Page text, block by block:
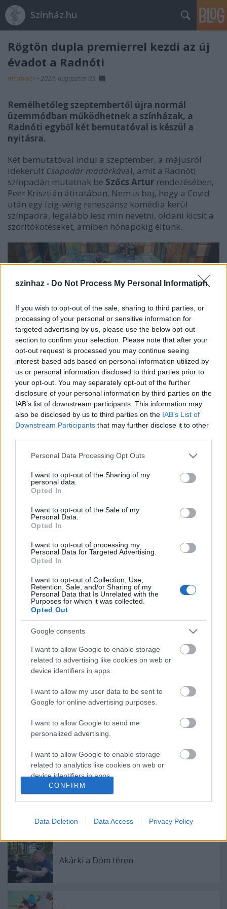
szinhaz - Do Not Process My Personal Information
If you wish to opt-out of the sale, sharing to third parties, or
processing of your personal or sensitive information for
targeted advertising by us, please use the below opt-out
section to confirm your selection. Please note that after your
opt-out request is processed you may continue seeing
interest-based ads based on personal information utilized by
us or personal information disclosed to third parties prior to
your opt-out. You may separately opt-out of the further
disclosure of your personal information by third parties on the
IAB’s list of downstream participants. This information may
also be disclosed by us to third parties on the IAB’s List of
Downstream Participants that may further disclose it to other
Please note that this website/app uses one or more Google
not limited to your visit or usage behaviour. You may click to
grant or deny consent to Google and its third-party tags to
use your data for below specified purposes in below Google
consent section.
Personal Data Processing Opt Outs
I want to opt-out of the Sharing of my
personal data.
Opted In
I want to opt-out of the Sale of my
Personal Data.
Opted In
I want to opt-out of processing my
Personal Data for Targeted Advertising.
Opted In
I want to opt-out of Collection, Use,
Retention, Sale, and/or Sharing of my
Personal Data that Is Unrelated with the
Purposes for which it was collected.
Opted Out
Google consents
I want to allow Google to enable storage
related to advertising like cookies on web or
device identifiers in apps.
I want to allow my user data to be sent to
Google for online advertising purposes.
I want to allow Google to send me
personalized advertising.
I want to allow Google to enable storage
related to analytics like cookies on web or
device identifiers in apps.
I want to allow Google to enable storage
I want to allow Google to enable storage
related to personalization.
I want to allow Google to enable storage
related to security, including authentication
functionality and fraud prevention, and other
user protection.
CONFIRM
Data Deletion Data Access Privacy Policy
Színház.hu
Rögtön dupla premierrel kezdi az új
évadot a Radnóti
mtothorsi • 2020. augusztus 03.
Remélhetőleg szeptembertől újra normál
üzemmódban működhetnek a színházak, a
Radnóti egyből két bemutatóval is készül a
nyitásra.
Két bemutatóval indul a szeptember, a májusról
idekerült Csapodár madárkával, amit a Radnóti
színpadán mutatnak be Szőcs Artur rendezésében,
Peer Krisztián átiratában. Nem is baj, hogy a Covid
után egy ízig-vérig reneszánsz komédia kerül
színpadra, legalább lesz min nevetni, oldani kicsit a
szorítókötéseket, amiben hónapokig éltünk.
A Radnóti Tesla Labor, a Kazinczy utca 21. szám
alatt szeptember végén aGinacímű ősbemutatóval
várja nézőit. Schwechtje Mihályrendező, a
szöveget a színészek improvizációja alapján írja.
Korunk problémáját dolgozza fel: a party drogok
létezése miként borít meg családokat, fiatal életeket,
továbbra is láthatók a függetlenek produkciói,
melyekből azElhanyagolt férfiszépségek
nézhetjük meg októberben. Lesz még
, megA vágy
MOLIÈRE – the passion
A szerelmesek házai
Radnóti és Petri-est is.
Az őszi műsorbólinnenlehet csemegézni, és már
jegyek is válthatóak az előadásokra.
Címkék: premier új évad Radnóti Színház Szőcs Artur
Schwechtje Mihály Radnóti Tesla Labor
Ajánlott bejegyzések:
Meghalt Böröndi Tamás
Kamaradarabok, kortárs drámák,
Akárki a Dóm téren